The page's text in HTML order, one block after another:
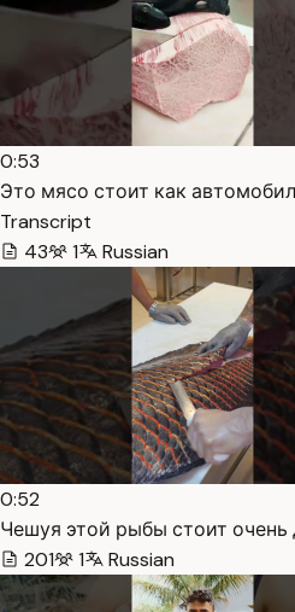
0:53
Это мясо стоит как
Transcript
43
1 Russian
0:52
Чешуя этой рыбы стоит
201
1 Russian